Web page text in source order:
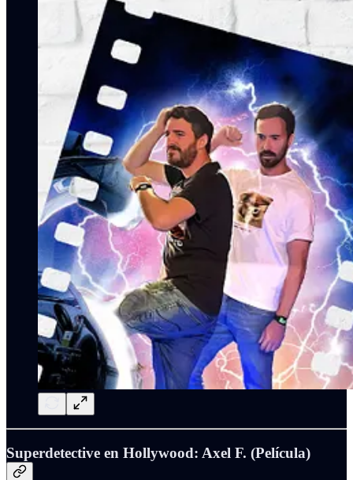
Superdetective en Hollywood: Axel F. (Película)